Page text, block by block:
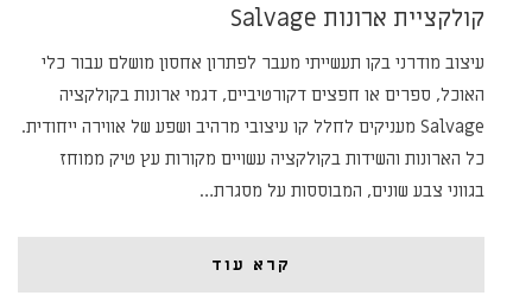
קולקציית ארונות Salvage
עיצוב מודרני בקו תעשייתי מעבר לפתרון אחסון מושלם עבור כלי
האוכל, ספרים או חפצים דקורטיביים, דגמי ארונות בקולקציה
Salvage מעניקים לחלל קו עיצובי מרהיב ושפע של אווירה ייחודית.
כל הארונות והשידות בקולקציה עשויים מקורות עץ טיק ממוחז
בגווני צבע שונים, המבוססות על מסגרת…
קרא עוד